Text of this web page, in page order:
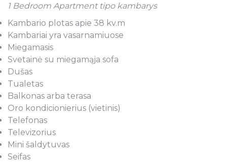
1 Bedroom Apartment tipo kambarys
Kambario plotas apie 38 kv.m
Kambariai yra vasarnamiuose
Miegamasis
Svetainė su miegamąja sofa
Dušas
Tualetas
Balkonas arba terasa
Oro kondicionierius (vietinis)
Telefonas
Televizorius
Mini šaldytuvas
Seifas